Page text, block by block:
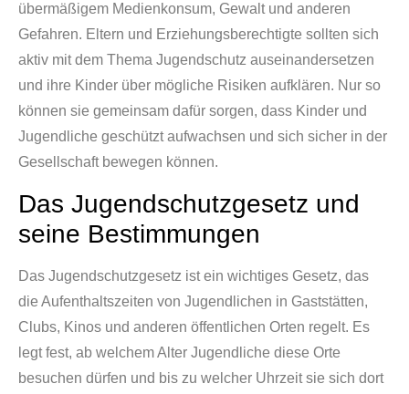
übermäßigem Medienkonsum, Gewalt und anderen
Gefahren. Eltern und Erziehungsberechtigte sollten sich
aktiv mit dem Thema Jugendschutz auseinandersetzen
und ihre Kinder über mögliche Risiken aufklären. Nur so
können sie gemeinsam dafür sorgen, dass Kinder und
Jugendliche geschützt aufwachsen und sich sicher in der
Gesellschaft bewegen können.
Das Jugendschutzgesetz und
seine Bestimmungen
Das Jugendschutzgesetz ist ein wichtiges Gesetz, das
die Aufenthaltszeiten von Jugendlichen in Gaststätten,
Clubs, Kinos und anderen öffentlichen Orten regelt. Es
legt fest, ab welchem Alter Jugendliche diese Orte
besuchen dürfen und bis zu welcher Uhrzeit sie sich dort